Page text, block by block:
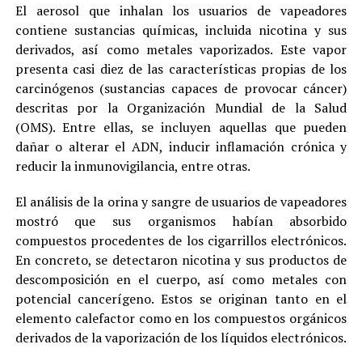
El aerosol que inhalan los usuarios de vapeadores
contiene sustancias químicas, incluida nicotina y sus
derivados, así como metales vaporizados. Este vapor
presenta casi diez de las características propias de los
carcinógenos (sustancias capaces de provocar cáncer)
descritas por la Organización Mundial de la Salud
(OMS). Entre ellas, se incluyen aquellas que pueden
dañar o alterar el ADN, inducir inflamación crónica y
reducir la inmunovigilancia, entre otras.
El análisis de la orina y sangre de usuarios de vapeadores
mostró que sus organismos habían absorbido
compuestos procedentes de los cigarrillos electrónicos.
En concreto, se detectaron nicotina y sus productos de
descomposición en el cuerpo, así como metales con
potencial cancerígeno. Estos se originan tanto en el
elemento calefactor como en los compuestos orgánicos
derivados de la vaporización de los líquidos electrónicos.